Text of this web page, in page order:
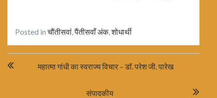
Posted inचौंतीसवां ,पैंतीसवाँ अंक,शोधार्थी
navigationमहात्मा गांधी का स्वराज्य विचार – डॉ. परेश जी. पारेख
संपादकीय